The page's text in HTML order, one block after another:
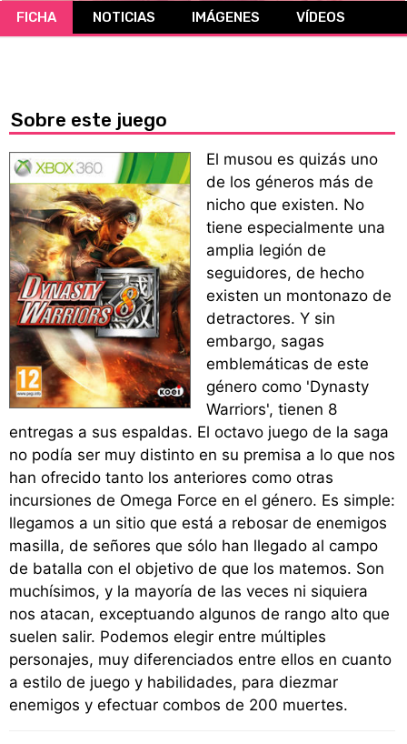
CÓMICS
FICHA NOTICIAS IMÁGENES VÍDEOS
Sobre este juego
El musou es quizás uno
de los géneros más de
nicho que existen. No
tiene especialmente una
amplia legión de
seguidores, de hecho
existen un montonazo de
detractores. Y sin
embargo, sagas
emblemáticas de este
género como 'Dynasty
Warriors', tienen 8
entregas a sus espaldas. El octavo juego de la saga
no podía ser muy distinto en su premisa a lo que nos
han ofrecido tanto los anteriores como otras
incursiones de Omega Force en el género. Es simple:
llegamos a un sitio que está a rebosar de enemigos
masilla, de señores que sólo han llegado al campo
de batalla con el objetivo de que los matemos. Son
muchísimos, y la mayoría de las veces ni siquiera
nos atacan, exceptuando algunos de rango alto que
suelen salir. Podemos elegir entre múltiples
personajes, muy diferenciados entre ellos en cuanto
a estilo de juego y habilidades, para diezmar
enemigos y efectuar combos de 200 muertes.